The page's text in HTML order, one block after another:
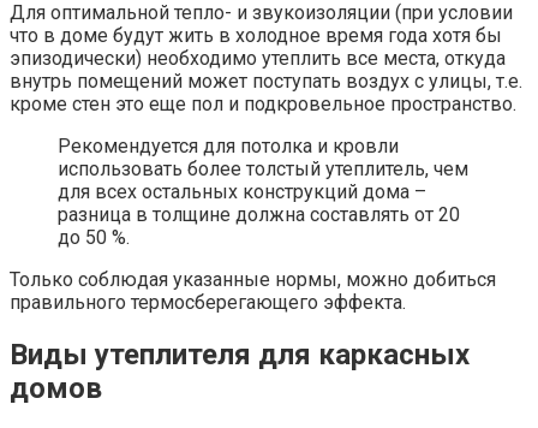
Для оптимальной тепло- и звукоизоляции (при условии
что в доме будут жить в холодное время года хотя бы
эпизодически) необходимо утеплить все места, откуда
внутрь помещений может поступать воздух с улицы, т.е.
кроме стен это еще пол и подкровельное пространство.
Рекомендуется для потолка и кровли
использовать более толстый утеплитель, чем
для всех остальных конструкций дома –
разница в толщине должна составлять от 20
до 50 %.
Только соблюдая указанные нормы, можно добиться
правильного термосберегающего эффекта.
Виды утеплителя для каркасных
домов